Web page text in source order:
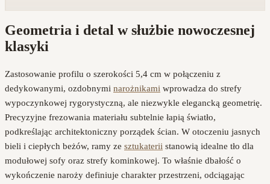
Geometria i detal w służbie nowoczesnej
klasyki
Zastosowanie profilu o szerokości 5,4 cm w połączeniu z
dedykowanymi, ozdobnymi narożnikami wprowadza do strefy
wypoczynkowej rygorystyczną, ale niezwykle elegancką geometrię.
Precyzyjne frezowania materiału subtelnie łapią światło,
podkreślając architektoniczny porządek ścian. W otoczeniu jasnych
bieli i ciepłych beżów, ramy ze sztukaterii stanowią idealne tło dla
modułowej sofy oraz strefy kominkowej. To właśnie dbałość o
wykończenie naroży definiuje charakter przestrzeni, odciągając